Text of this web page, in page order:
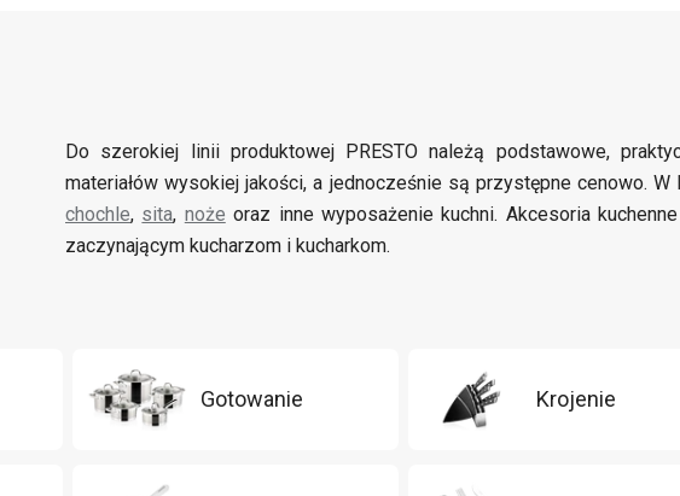
Do szerokiej linii produktowej PRESTO należą podstawowe,
materiałów wysokiej jakości, a jednocześnie są przystępne cenowo. W
chochle, sita, noże oraz inne wyposażenie kuchni. Akcesoria
zaczynającym kucharzom i kucharkom.
Gotowanie Krojenie